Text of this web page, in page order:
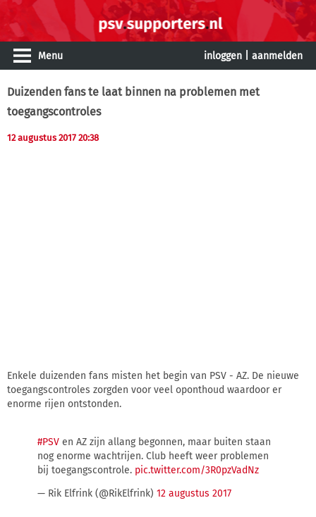
Menu inloggen aanmelden
Duizenden fans te laat binnen na problemen met
toegangscontroles
12 augustus 2017 20:38
Enkele duizenden fans misten het begin van PSV - AZ. De nieuwe
toegangscontroles zorgden voor veel oponthoud waardoor er
enorme rijen ontstonden.
#PSVen AZ zijn allang begonnen, maar buiten staan
nog enorme wachtrijen. Club heeft weer problemen
bij toegangscontrole. pic.twitter.com/3R0pzVadNz
— Rik Elfrink (@RikElfrink) 12 augustus 2017